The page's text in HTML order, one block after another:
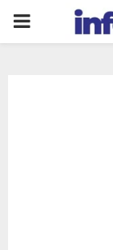
PRIMARY